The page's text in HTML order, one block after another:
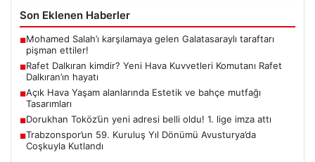
Son Eklenen Haberler
■Mohamed Salah’ı karşılamaya gelen Galatasaraylı taraftarı
pişman ettiler!
■Rafet Dalkıran kimdir? Yeni Hava Kuvvetleri Komutanı Rafet
Dalkıran’ın hayatı
■Açık Hava Yaşam alanlarında Estetik ve bahçe mutfağı
Tasarımları
■Dorukhan Toköz’ün yeni adresi belli oldu! 1. lige imza attı
■Trabzonspor’un 59. Kuruluş Yıl Dönümü Avusturya’da
Coşkuyla Kutlandı